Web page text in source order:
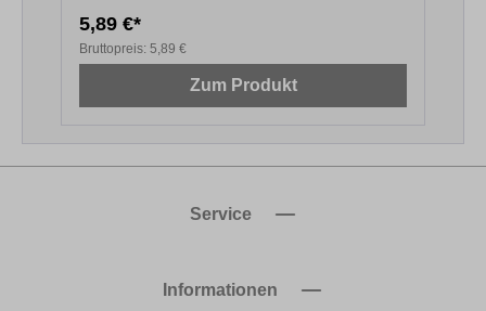
5,89 €*
Bruttopreis: 5,89 €
Zum Produkt
Service
Informationen